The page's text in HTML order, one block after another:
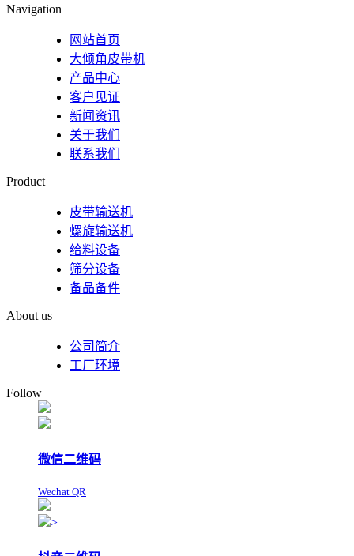
Navigation
网站首页
大倾角皮带机
产品中心
客户见证
新闻资讯
关于我们
联系我们
Product
皮带输送机
螺旋输送机
给料设备
筛分设备
备品备件
About us
公司简介
工厂环境
Follow
微信二维码
Wechat QR
>